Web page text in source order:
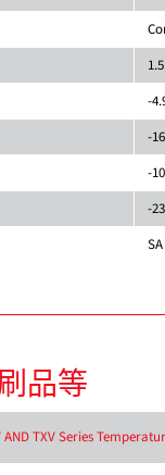
-
-
-
-
SA
品等
AND TXV Series